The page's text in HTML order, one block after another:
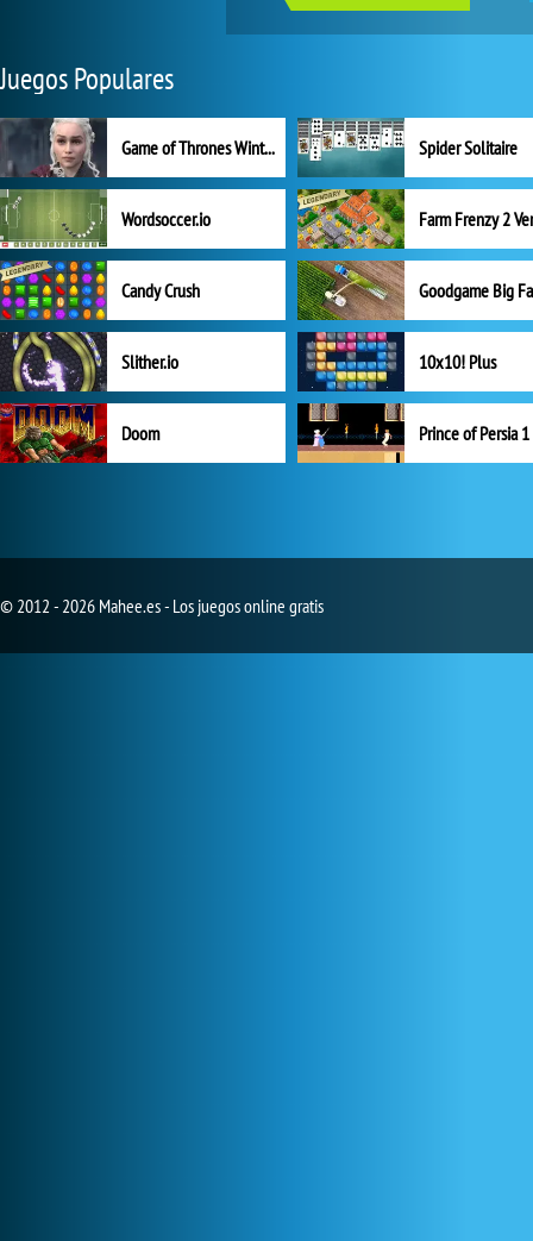
Juegos Populares
Game of Thrones Winter is Coming Spider Solitaire
Wordsoccer.io
Candy Crush Goodgame Big
Slither.io 10x10! Plus
Doom Prince of Persia 1
© 2012 - 2026 Mahee.es - Los juegos online gratis